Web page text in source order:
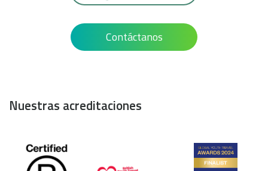
Contáctanos
Nuestras acreditaciones